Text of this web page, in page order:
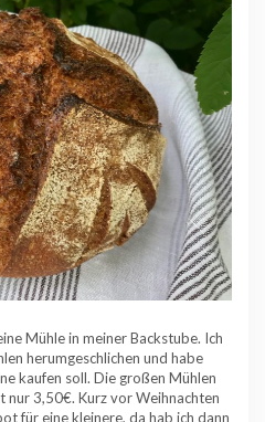
Mühle in meiner Backstube. Ich
herumgeschlichen und habe
kaufen soll. Die großen Mühlen
nur 3,50€. Kurz vor Weihnachten
für eine kleinere, da hab ich dann